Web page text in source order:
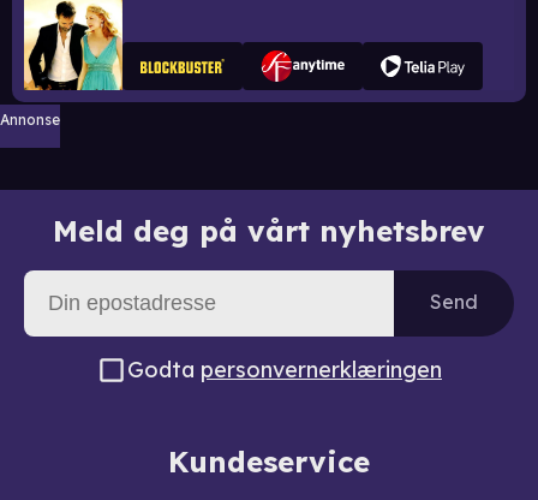
Annonse
Meld deg på vårt nyhetsbrev
Send
Godta personvernerklæringen
Kundeservice